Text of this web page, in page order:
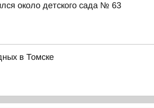
около детского сада № 63
в Томске